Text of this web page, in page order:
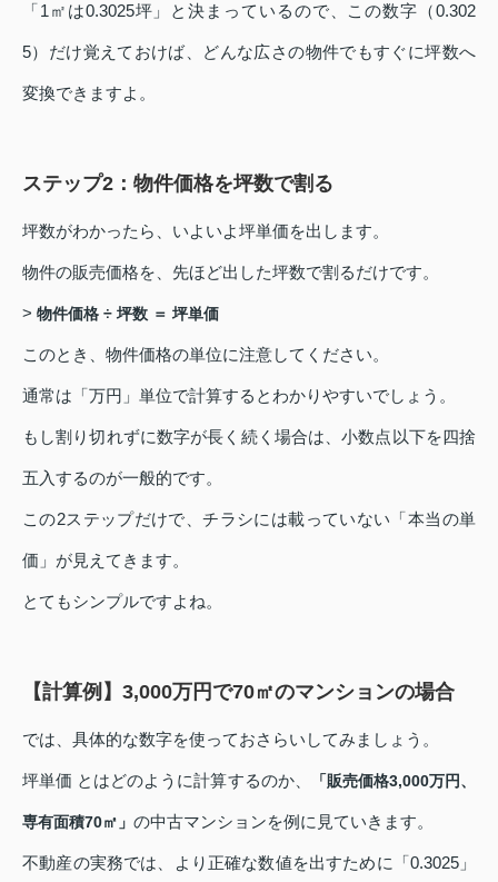
「1㎡は0.3025坪」と決まっているので、この数字（0.302
5）だけ覚えておけば、どんな広さの物件でもすぐに坪数へ
変換できますよ。
ステップ2：物件価格を坪数で割る
坪数がわかったら、いよいよ坪単価を出します。
物件の販売価格を、先ほど出した坪数で割るだけです。
> 物件価格 ÷ 坪数 ＝ 坪単価
このとき、物件価格の単位に注意してください。
通常は「万円」単位で計算するとわかりやすいでしょう。
もし割り切れずに数字が長く続く場合は、小数点以下を四捨
五入するのが一般的です。
この2ステップだけで、チラシには載っていない「本当の単
価」が見えてきます。
とてもシンプルですよね。
【計算例】3,000万円で70㎡のマンションの場合
では、具体的な数字を使っておさらいしてみましょう。
坪単価 とはどのように計算するのか、 「販売価格3,000万円、
専有面積70㎡」 の中古マンションを例に見ていきます。
不動産の実務では、より正確な数値を出すために「0.3025」